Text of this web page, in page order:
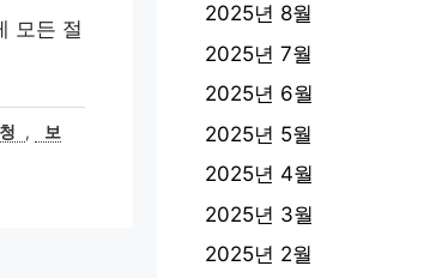
모든 절
,
보
2025년 8월
2025년 7월
2025년 6월
2025년 5월
2025년 4월
2025년 3월
2025년 2월